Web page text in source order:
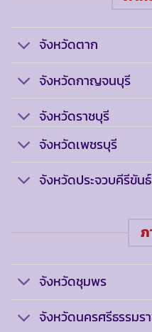
จังหวัดตาก
จังหวัดกาญจนบุรี
จังหวัดราชบุรี
จังหวัดเพชรบุรี
จังหวัดประจวบคีรีขันธ์
ภ
จังหวัดชุมพร
จังหวัดนครศรีธรรมร